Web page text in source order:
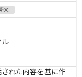
文
れた内容を基に作